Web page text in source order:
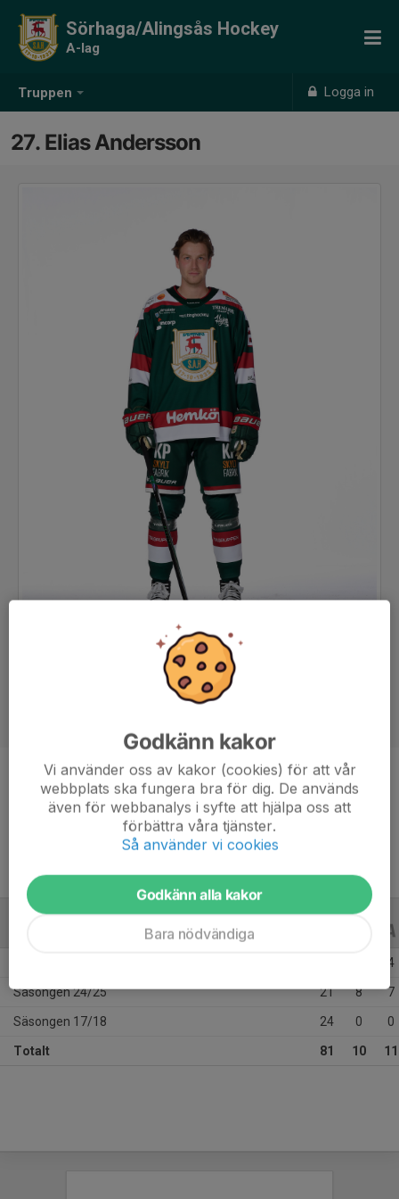
Truppen Logga in
Sörhaga/Alingsås Hockey
A-lag
27. Elias Andersson
Position
Forward
24 år
ALLA ÅR
4
Säsongen 24/25 21 8 7
Säsongen 17/18 24 0 0
Totalt 81 10 11
Godkänn kakor
Vi använder oss av kakor (cookies) för att vår
webbplats ska fungera bra för dig. De används
även för webbanalys i syfte att hjälpa oss att
förbättra våra tjänster.
Så använder vi cookies
Godkänn alla kakor
Bara nödvändiga